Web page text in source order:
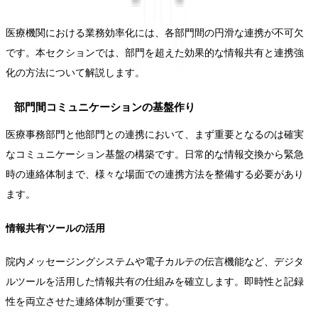
医療機関における業務効率化には、各部門間の円滑な連携が不可欠
です。本セクションでは、部門を超えた効果的な情報共有と連携強
化の方法について解説します。
部門間コミュニケーションの基盤作り
医療事務部門と他部門との連携において、まず重要となるのは確実
なコミュニケーション基盤の構築です。日常的な情報交換から緊急
時の連絡体制まで、様々な場面での連携方法を整備する必要があり
ます。
情報共有ツールの活用
院内メッセージングシステムや電子カルテの伝言機能など、デジタ
ルツールを活用した情報共有の仕組みを確立します。即時性と記録
性を両立させた連絡体制が重要です。